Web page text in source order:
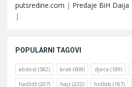
putsredine.com | Predaje BiH Daija
|
POPULARNI TAGOVI
abdest (582) brak (608) djeca (189)
hadždž (207) hajz (222) hidžab (187)